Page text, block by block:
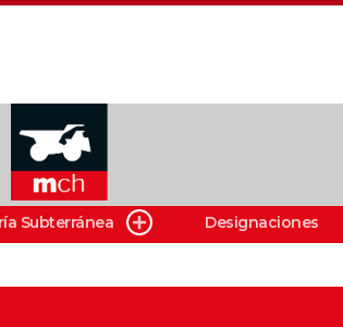
Subterránea Designaciones